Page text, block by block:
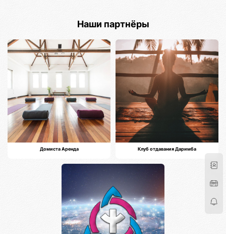
Наши партнёры
Домиста Аренда Клуб отдавания Даримба